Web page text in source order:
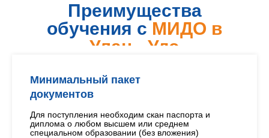
Преимущества
обучения с МИДО в
Улан - Удэ
Минимальный пакет
документов
Для поступления необходим скан паспорта и
диплома о любом высшем или среднем
специальном образовании (без вложения)